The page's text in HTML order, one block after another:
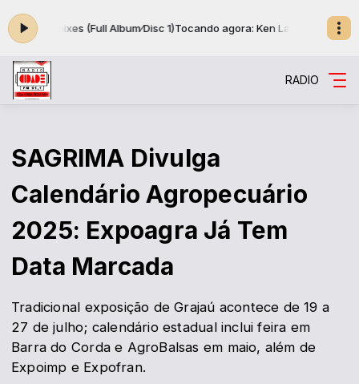
(Full Album⁄Disc 1)Tocando agora: Ken Laszlo - Greatest Hits &
RADIO
SAGRIMA Divulga
Calendário Agropecuário
2025: Expoagra Já Tem
Data Marcada
Tradicional exposição de Grajaú acontece de 19 a
27 de julho; calendário estadual inclui feira em
Barra do Corda e AgroBalsas em maio, além de
Expoimp e Expofran.